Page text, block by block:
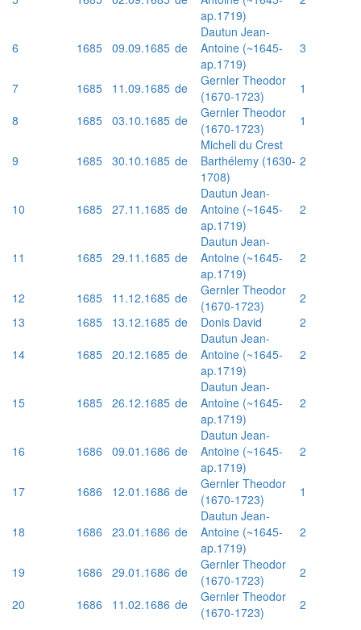
ap.1719)
6 1685 09.09.1685 de
Dautun Jean-
Antoine (~1645-
ap.1719)
3
7 1685 11.09.1685 de
Gernler Theodor
(1670-1723)
1
8
1685 03.10.1685 de
Gernler Theodor
(1670-1723)
1
9 1685 30.10.1685 de
Micheli du Crest
Barthélemy (1630-
1708)
2
10 1685 27.11.1685 de
Dautun Jean-
Antoine (~1645-
ap.1719)
2
11 1685 29.11.1685 de
Dautun Jean-
Antoine (~1645-
ap.1719)
2
12 1685 11.12.1685 de
Gernler Theodor
(1670-1723)
2
13
1685 13.12.1685 de Donis David
2
14
1685 20.12.1685 de
Dautun Jean-
Antoine (~1645-
ap.1719)
2
15 1685 26.12.1685 de
Dautun Jean-
Antoine (~1645-
ap.1719)
2
16 1686 09.01.1686 de
Dautun Jean-
Antoine (~1645-
ap.1719)
2
17 1686 12.01.1686 de
Gernler Theodor
(1670-1723)
1
18 1686 23.01.1686 de
Dautun Jean-
Antoine (~1645-
ap.1719)
2
19 1686 29.01.1686 de
Gernler Theodor
(1670-1723)
2
20
1686 11.02.1686 de
Gernler Theodor
(1670-1723)
2